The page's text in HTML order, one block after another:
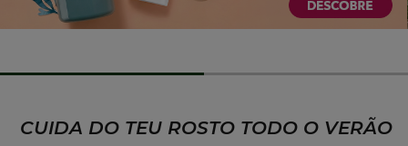
CUIDA DO TEU ROSTO TODO O VERÃO​